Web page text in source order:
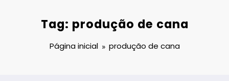
Tag: produção de cana
Página inicial produção de cana